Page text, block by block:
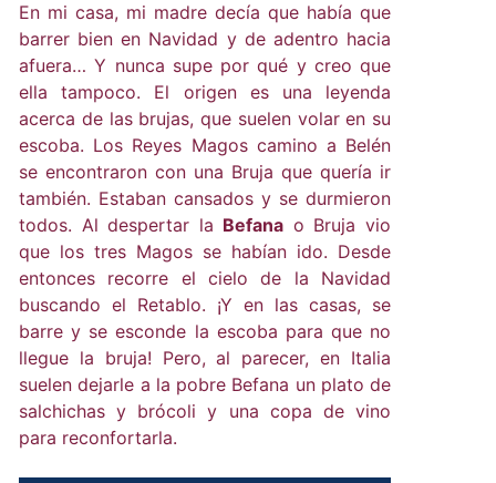
En mi casa, mi madre decía que había que
barrer bien en Navidad y de adentro hacia
afuera… Y nunca supe por qué y creo que
ella tampoco. El origen es una leyenda
acerca de las brujas, que suelen volar en su
escoba. Los Reyes Magos camino a Belén
se encontraron con una Bruja que quería ir
también. Estaban cansados y se durmieron
todos. Al despertar la Befana o Bruja vio
que los tres Magos se habían ido. Desde
entonces recorre el cielo de la Navidad
buscando el Retablo. ¡Y en las casas, se
barre y se esconde la escoba para que no
llegue la bruja! Pero, al parecer, en Italia
suelen dejarle a la pobre Befana un plato de
salchichas y brócoli y una copa de vino
para reconfortarla.